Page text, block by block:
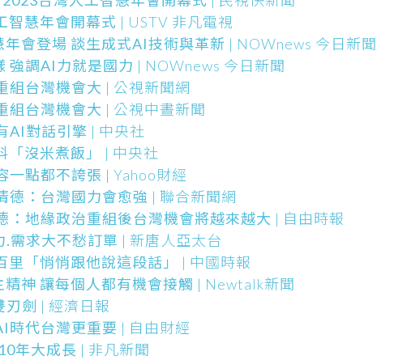
智慧年會開幕式 | USTV 非凡電視
會登場 談生成式AI技術與革新 | NOWnews 今日新聞
強調AI力就是國力 | NOWnews 今日新聞
組台灣機會大 | 公視新聞網
組台灣機會大 | 公視中晝新聞
AI對話引擎 | 中央社
沒米煮飯」
| 中央社
一點都不誇張 | Yahoo財經
德：台灣國力會愈強 | 聯合新聞網
：地緣政治重組後台灣機會將越來越大 | 自由時報
需求大不愁訂單 | 新唐人亞太台
「悄悄跟他說這段話」
| 中國時報
神 讓每個人都有機會接觸 | Newtalk新聞
刃劍 | 經濟日報
時代台灣更重要 | 自由財經
年大成長 | 非凡新聞